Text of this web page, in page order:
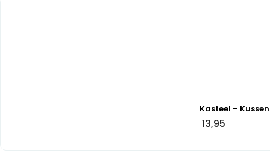
Kasteel –
13,95